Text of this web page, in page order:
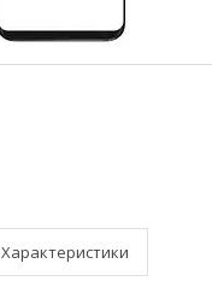
Характеристики